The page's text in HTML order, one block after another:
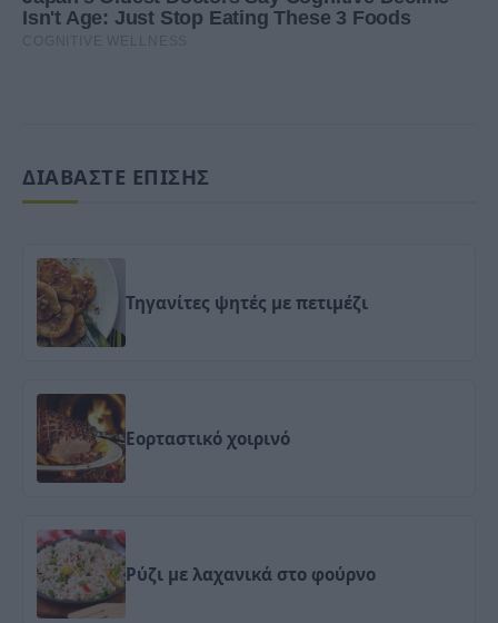
ΔΙΑΒΑΣΤΕ ΕΠΙΣΗΣ
Τηγανίτες ψητές με πετιμέζι
Εορταστικό χοιρινό
Ρύζι με λαχανικά στο φούρνο